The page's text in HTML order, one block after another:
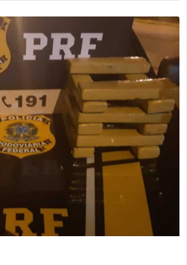
de embriaguez se envolvem em
como advogado e acaba detido em
cidade que cresceu mais rápido que
doméstica no Setor
bicicleta furtada e prende suspeito